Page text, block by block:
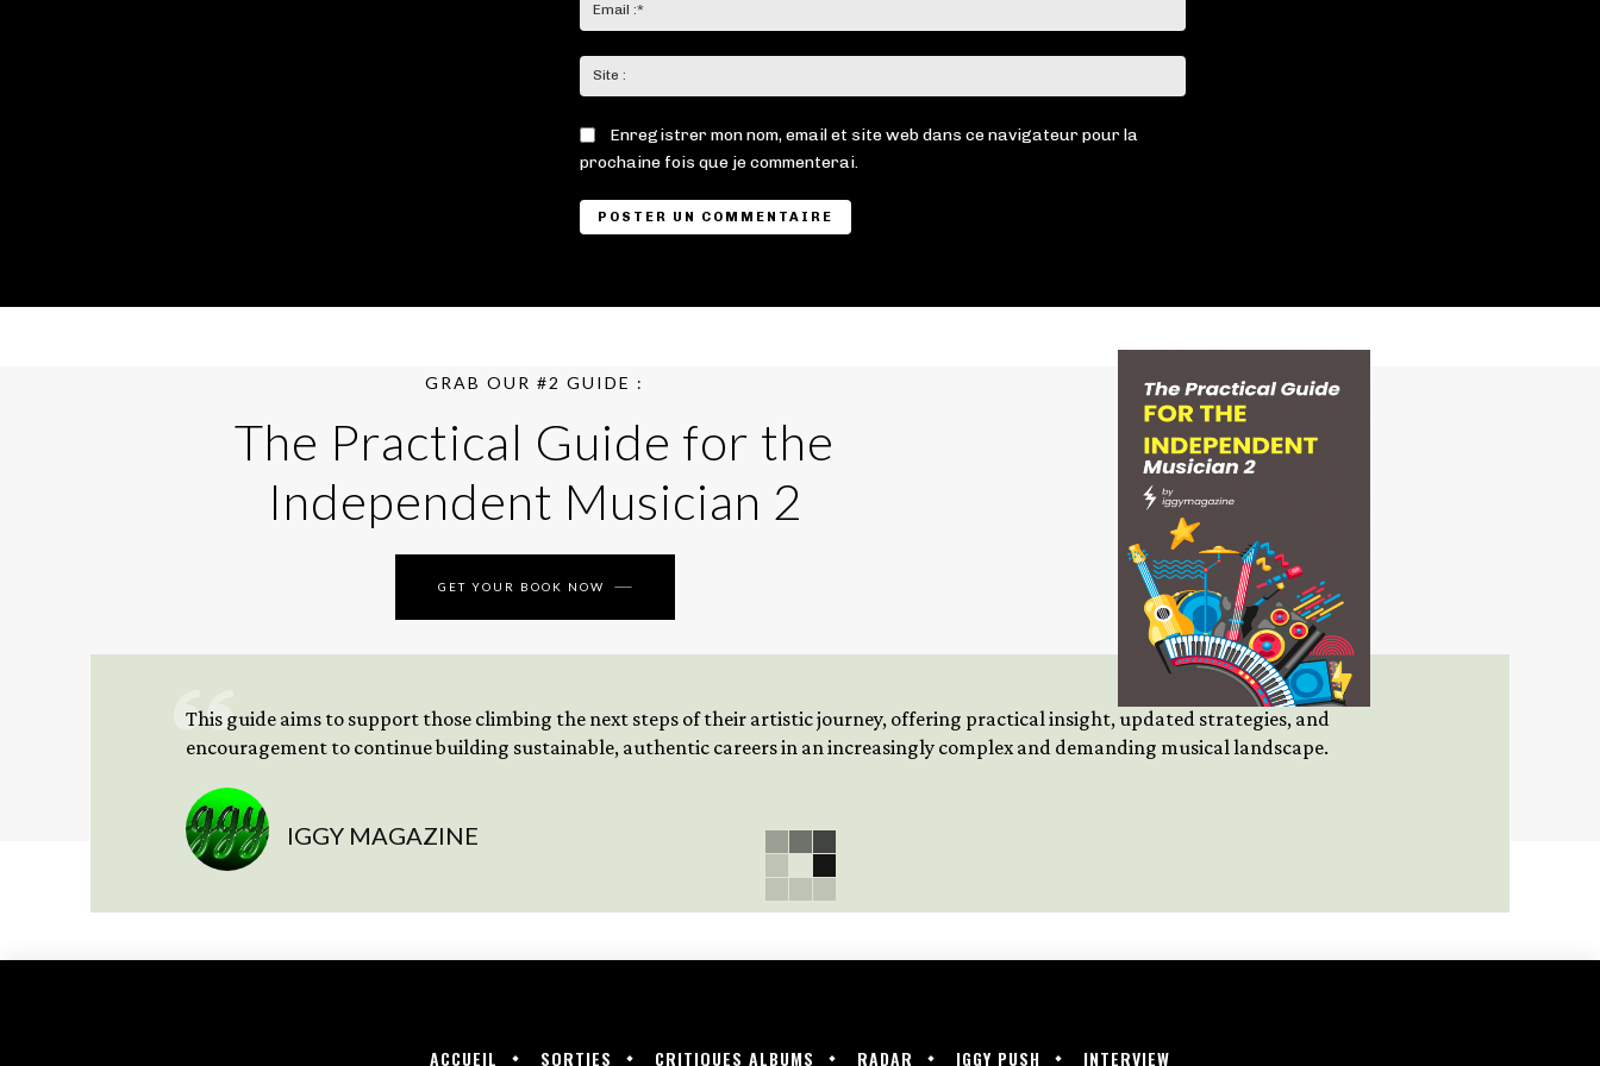
:*
:
Enregistrer mon nom, email et site web dans ce navigateur pour la
prochaine fois que je commenterai.
GRAB OUR #2 GUIDE :
The Practical Guide for the
Independent Musician 2
GET YOUR BOOK NOW
This guide aims to support those climbing the next steps of their artistic journey, offering practical insight, updated strategies, and
encouragement to continue building sustainable, authentic careers in an increasingly complex and demanding musical landscape.
IGGY MAGAZINE
ACCUEIL SORTIES CRITIQUES ALBUMS RADAR IGGY PUSH INTERVIEW